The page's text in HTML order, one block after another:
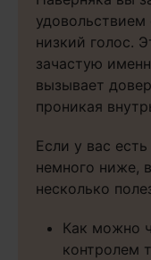
низкий голос.
зачастую
вызывает
проникая
Если у вас
немного ниже,
несколько
Как можно
контролем